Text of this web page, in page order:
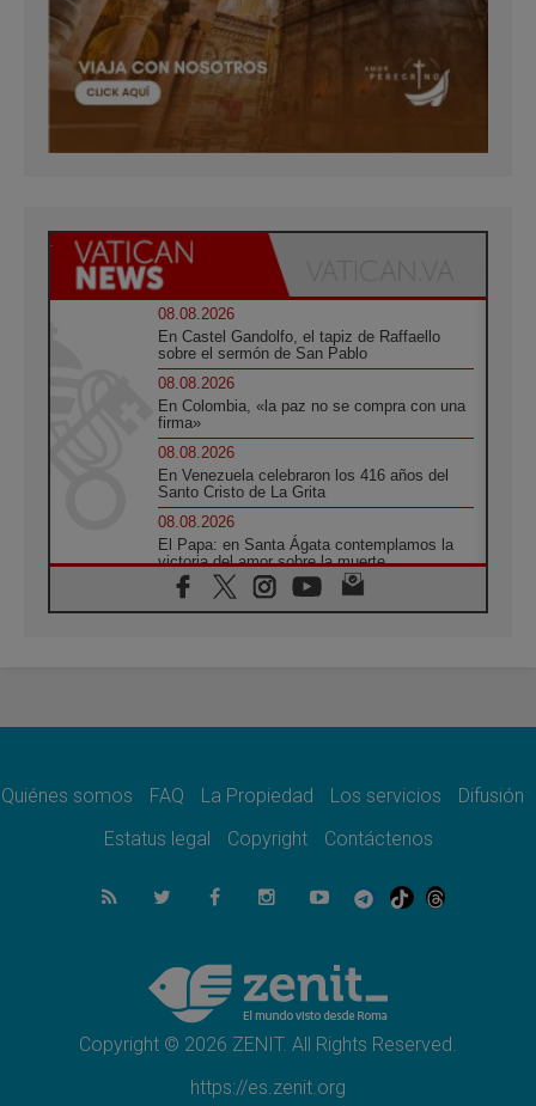
08.08.2026
En Castel Gandolfo, el tapiz de Raffaello
sobre el sermón de San Pablo
08.08.2026
En Colombia, «la paz no se compra con una
firma»
08.08.2026
En Venezuela celebraron los 416 años del
Santo Cristo de La Grita
08.08.2026
El Papa: en Santa Ágata contemplamos la
victoria del amor sobre la muerte
08.08.2026
León XIV visitará el Santuario de la Madre
07.08.2026
07.08.2026
el compromiso del cristiano"
La matanza de niños en Gaza no cesa: 300
muertos en 300 días
Tagle: La guerra desfigura el mundo, solo la
revelación de Dios lo transfigura
Quiénes somos FAQ La Propiedad Los servicios
Difusión
Estatus legal
Copyright Contáctenos
Copyright © 2026 ZENIT. All Rights Reserved.
https://es.zenit.org